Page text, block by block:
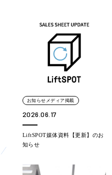
お知らせメディア掲載
2026.06.17
LiftSPOT媒体資料【更新】のお
知らせ